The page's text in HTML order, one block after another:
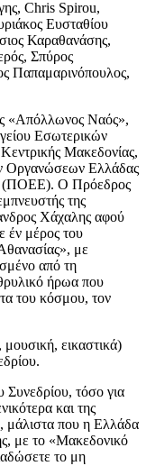
Chris Spirou,
Ευσταθίου
Καραθανάσης,
Σπύρος
Παπαμαρινόπουλος,
«Απόλλωνος Ναός»,
Εσωτερικών
Μακεδονίας,
Οργανώσεων Ελλάδας
(ΠΟΕΕ). Ο Πρόεδρος
της
Χάχαλης αφού
έν μέρος του
με
από τη
ήρωα που
του κόσμου, τον
μουσική, εικαστικά)
Συνεδρίου, τόσο για
και της
μάλιστα που η Ελλάδα
με το «Μακεδονικό
το μη